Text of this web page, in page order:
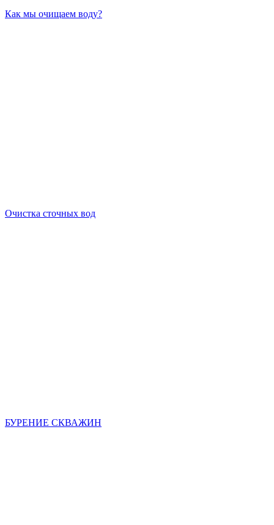
Как мы очищаем воду?
Очистка сточных вод
БУРЕНИЕ СКВАЖИН